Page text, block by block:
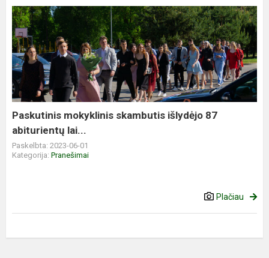
Paskutinis mokyklinis skambutis išlydėjo 87
abiturientų lai...
Paskelbta: 2023-06-01
Kategorija: Pranešimai
Plačiau